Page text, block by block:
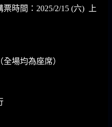
時間：2025/2/15 (六) 上
（全場均為座席）